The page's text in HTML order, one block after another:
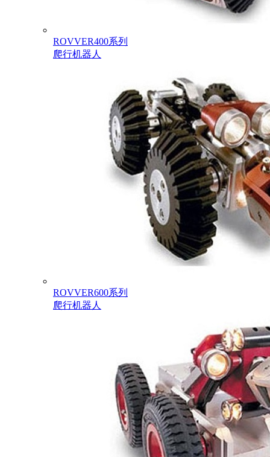
ROVVER400系列
爬行机器人
ROVVER600系列
爬行机器人